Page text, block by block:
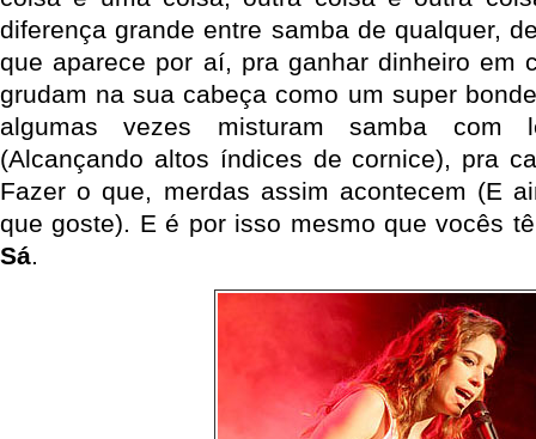
diferença grande entre samba de qualquer,
que aparece por aí, pra ganhar dinheiro em
grudam na sua cabeça como um super
algumas vezes misturam samba com
(Alcançando altos índices de cornice), pra
Fazer o que, merdas assim acontecem (E
que goste). E é por isso mesmo que vocês
Sá.